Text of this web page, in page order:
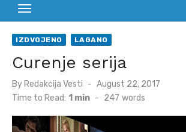
IZDVOJENO LAGANO
Curenje serija
By Redakcija Vesti
Posted
on
August 22, 2017
Time to Read: 1 min - 247 words